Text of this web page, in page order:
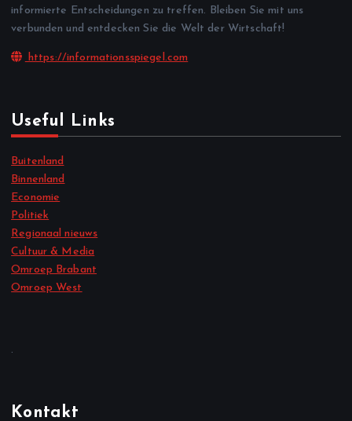
informierte Entscheidungen zu treffen. Bleiben Sie mit uns
verbunden und entdecken Sie die Welt der Wirtschaft!
https://informationsspiegel.com
Useful Links
Buitenland
Binnenland
Economie
Politiek
Regionaal nieuws
Cultuur & Media
Omroep Brabant
Omroep West
.
Kontakt